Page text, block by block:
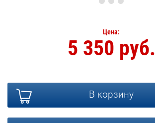
Цена:
5 350 руб.
В корзину